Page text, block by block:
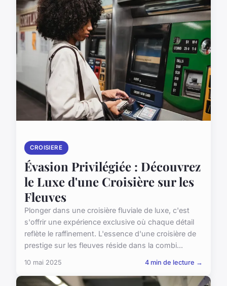
CROISIERE
Évasion Privilégiée : Découvrez
le Luxe d'une Croisière sur les
Fleuves
Plonger dans une croisière fluviale de luxe, c'est
s'offrir une expérience exclusive où chaque détail
reflète le raffinement. L'essence d'une croisière de
prestige sur les fleuves réside dans la combi...
10 mai 2025 4 min de lecture →